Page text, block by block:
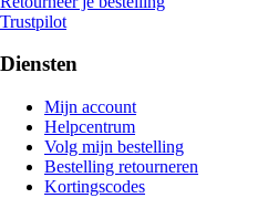
Trustpilot
Diensten
Mijn account
Helpcentrum
Volg mijn bestelling
Bestelling retourneren
Kortingscodes